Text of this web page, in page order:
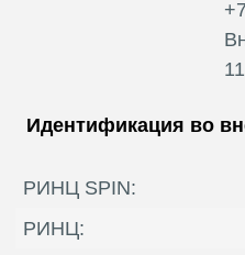
Идентификация во
РИНЦ SPIN:
РИНЦ: